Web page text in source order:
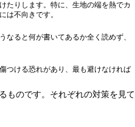
たりします。特に、生地の端を熱でカ
は不向きです。
ると何が書いてあるか全く読めず、
つける恐れがあり、最も避けなければ
ものです。それぞれの対策を見て